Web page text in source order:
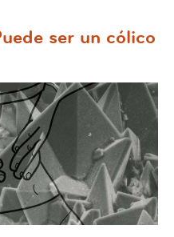
ser un cólico